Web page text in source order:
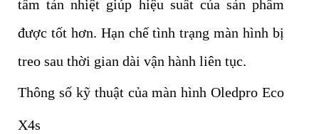
tấm tản nhiệt giúp hiệu suất của sản phẩm
được tốt hơn. Hạn chế tình trạng màn hình bị
treo sau thời gian dài vận hành liên tục.
Thông số kỹ thuật của màn hình Oledpro Eco
X4s